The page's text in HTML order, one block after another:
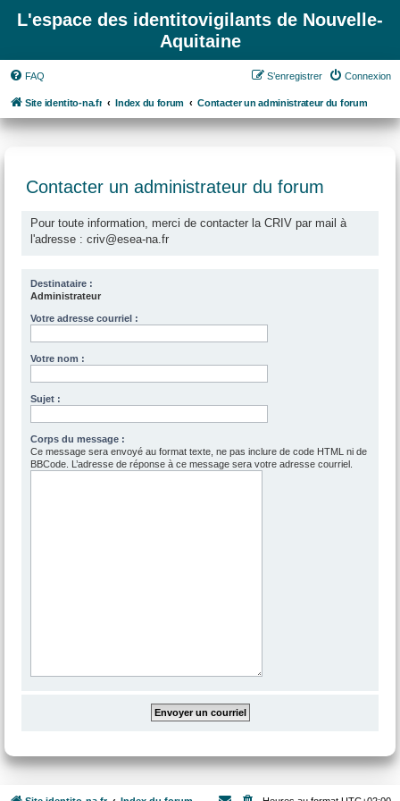
L'espace des identitovigilants de Nouvelle-
Aquitaine
FAQ Connexion
S’enregistrer
Site identito-na.fr Index du forum Contacter un administrateur du forum
Contacter un administrateur du forum
Pour toute information, merci de contacter la CRIV par mail à
l'adresse : criv@esea-na.fr
Destinataire :
Administrateur
Votre adresse courriel :
Votre nom :
Sujet :
Corps du message :
Ce message sera envoyé au format texte, ne pas inclure de code HTML ni de
BBCode. L’adresse de réponse à ce message sera votre adresse courriel.